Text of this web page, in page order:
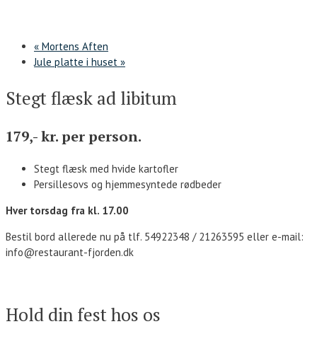
« Mortens Aften
Jule platte i huset »
Stegt flæsk ad libitum
179,- kr. per person.
Stegt flæsk med hvide kartofler
Persillesovs og hjemmesyntede rødbeder
Hver torsdag fra kl. 17.00
Bestil bord allerede nu på tlf. 54922348 / 21263595 eller e-mail:
info@restaurant-fjorden.dk
Hold din fest hos os